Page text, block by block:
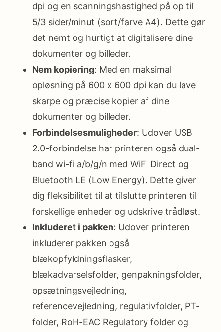
dpi og en scanningshastighed på op til
5/3 sider/minut (sort/farve A4). Dette gør
det nemt og hurtigt at digitalisere dine
dokumenter og billeder.
Nem kopiering: Med en maksimal
opløsning på 600 x 600 dpi kan du lave
skarpe og præcise kopier af dine
dokumenter og billeder.
Forbindelsesmuligheder: Udover USB
2.0-forbindelse har printeren også dual-
band wi-fi a/b/g/n med WiFi Direct og
Bluetooth LE (Low Energy). Dette giver
dig fleksibilitet til at tilslutte printeren til
forskellige enheder og udskrive trådløst.
Inkluderet i pakken: Udover printeren
inkluderer pakken også
blækopfyldningsflasker,
blækadvarselsfolder, genpakningsfolder,
opsætningsvejledning,
referencevejledning, regulativfolder, PT-
folder, RoH-EAC Regulatory folder og